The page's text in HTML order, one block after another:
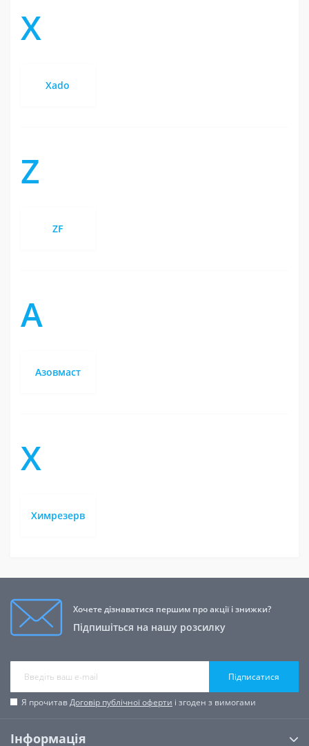
X
Xado
Z
ZF
А
Азовмаст
Х
Химрезерв
Хочете дізнаватися першим про акції і знижки?
Підпишіться на нашу розсилку
Підписатися
Я прочитавДоговір публічної оферти і згоден з вимогами
Інформація